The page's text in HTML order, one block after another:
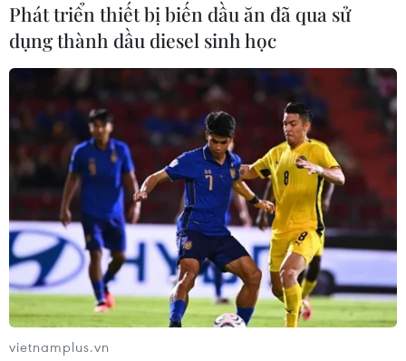
Phát triển thiết bị biến dầu ăn đã qua sử
dụng thành dầu diesel sinh học
vietnamplus.vn